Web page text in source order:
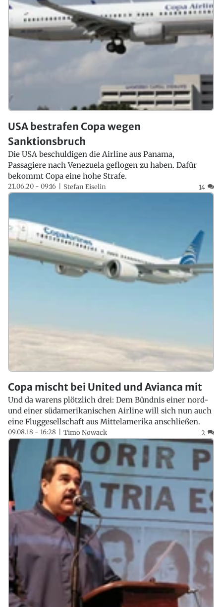
USA bestrafen Copa wegen
Sanktionsbruch
Die USA beschuldigen die Airline aus Panama,
Passagiere nach Venezuela geflogen zu haben. Dafür
bekommt Copa eine hohe Strafe.
21.06.20 - 09:16 Stefan Eiselin 14
Copa mischt bei United und Avianca mit
Und da warens plötzlich drei: Dem Bündnis einer nord-
und einer südamerikanischen Airline will sich nun auch
eine Fluggesellschaft aus Mittelamerika anschließen.
09.08.18 - 16:28 Timo Nowack 2